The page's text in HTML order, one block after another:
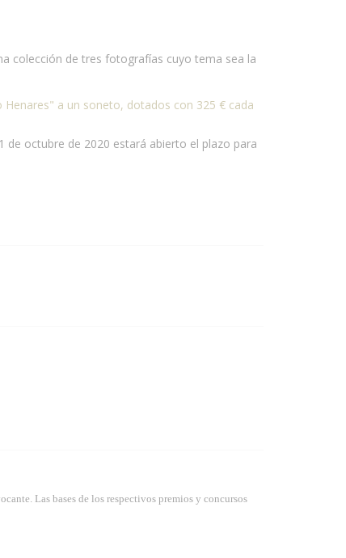
colección de tres fotografías cuyo tema sea la
a un soneto, dotados con 325 € cada
de octubre de 2020 estará abierto el plazo para
Las bases de los respectivos premios y concursos